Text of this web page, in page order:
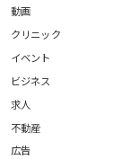
動画
クリニック
イベント
ビジネス
求人
不動産
広告